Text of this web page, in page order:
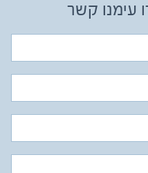
עימנו קשר